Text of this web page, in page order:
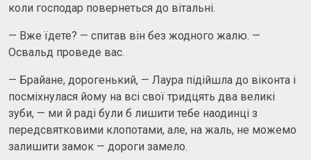
коли господар повернеться до вітальні.
— Вже їдете? — спитав він без жодного жалю. —
Освальд проведе вас.
— Брайане, дорогенький, — Лаура підійшла до віконта і
посміхнулася йому на всі свої тридцять два великі
зуби, — ми й раді були б лишити тебе наодинці з
передсвятковими клопотами, але, на жаль, не можемо
залишити замок — дороги замело.